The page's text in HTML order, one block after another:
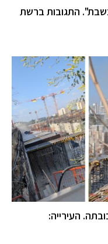
התגובות ברשת
העירייה: